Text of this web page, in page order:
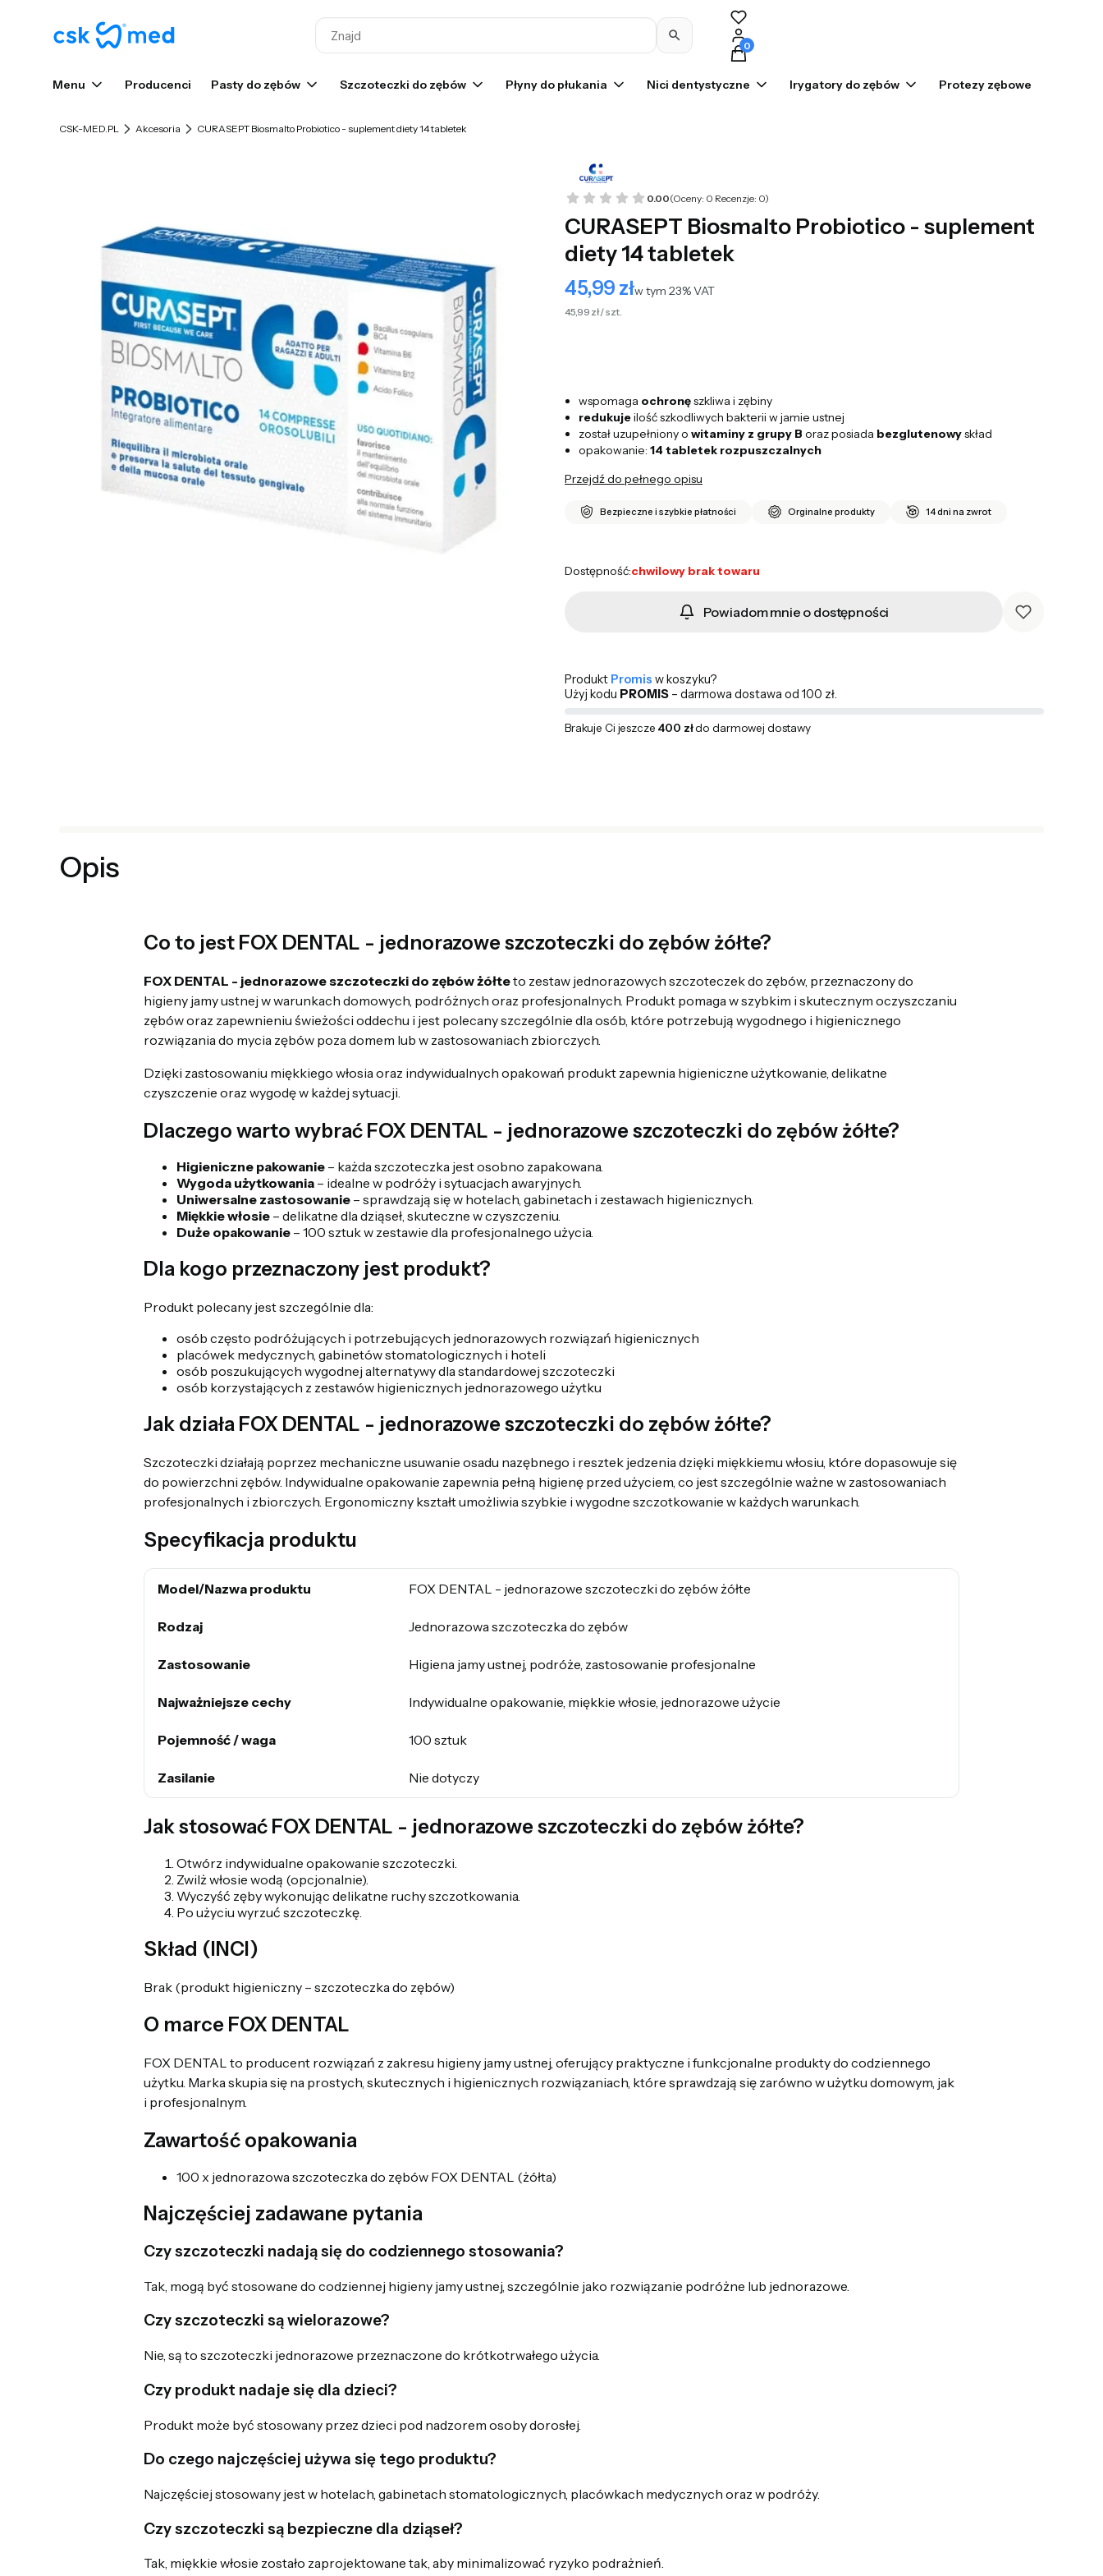
Produkty w koszyku: 0. Zobacz szczegóły
Menu Producenci Pasty do zębów Szczoteczki do zębów Płyny do płukania Nici dentystyczne Irygatory do zębów Protezy zębowe
CSK-MED.PL Akcesoria CURASEPT Biosmalto Probiotico - suplement diety 14 tabletek
0.00(Oceny: 0 Recenzje: 0)
CURASEPT Biosmalto Probiotico - suplement
diety 14 tabletek
Cena
45,99 złw tym 23% VAT
w tym 23%VAT
45,99 zł / szt.
wspomaga ochronęszkliwa i zębiny
redukujeilość szkodliwych bakterii w jamie ustnej
został uzupełniony o witaminy z grupy B oraz posiada bezglutenowyskład
opakowanie: 14 tabletek rozpuszczalnych
Przejdź do pełnego opisu
Bezpieczne i szybkie płatności Orginalne produkty 14 dni na zwrot
Dostępność:chwilowy brak towaru
Powiadom mnie o dostępności
Produkt Promis w koszyku?
Użyj kodu PROMIS – darmowa dostawa od 100 zł.
Brakuje Ci jeszcze 400 złdo darmowej dostawy
Opis
Co to jest FOX DENTAL - jednorazowe szczoteczki do zębów żółte?
FOX DENTAL - jednorazowe szczoteczki do zębów żółteto zestaw jednorazowych szczoteczek do zębów, przeznaczony do
higieny jamy ustnej w warunkach domowych, podróżnych oraz profesjonalnych. Produkt pomaga w szybkim i skutecznym oczyszczaniu
zębów oraz zapewnieniu świeżości oddechu i jest polecany szczególnie dla osób, które potrzebują wygodnego i higienicznego
rozwiązania do mycia zębów poza domem lub w zastosowaniach zbiorczych.
Dzięki zastosowaniu miękkiego włosia oraz indywidualnych opakowań produkt zapewnia higieniczne użytkowanie, delikatne
czyszczenie oraz wygodę w każdej sytuacji.
Dlaczego warto wybrać FOX DENTAL - jednorazowe szczoteczki do zębów żółte?
Higieniczne pakowanie– każda szczoteczka jest osobno zapakowana.
Wygoda użytkowania– idealne w podróży i sytuacjach awaryjnych.
Uniwersalne zastosowanie– sprawdzają się w hotelach, gabinetach i zestawach higienicznych.
Miękkie włosie– delikatne dla dziąseł, skuteczne w czyszczeniu.
Duże opakowanie– 100 sztuk w zestawie dla profesjonalnego użycia.
Dla kogo przeznaczony jest produkt?
Produkt polecany jest szczególnie dla:
osób często podróżujących i potrzebujących jednorazowych rozwiązań higienicznych
placówek medycznych, gabinetów stomatologicznych i hoteli
osób poszukujących wygodnej alternatywy dla standardowej szczoteczki
osób korzystających z zestawów higienicznych jednorazowego użytku
Jak działa FOX DENTAL - jednorazowe szczoteczki do zębów żółte?
Szczoteczki działają poprzez mechaniczne usuwanie osadu nazębnego i resztek jedzenia dzięki miękkiemu włosiu, które dopasowuje się
do powierzchni zębów. Indywidualne opakowanie zapewnia pełną higienę przed użyciem, co jest szczególnie ważne w zastosowaniach
profesjonalnych i zbiorczych. Ergonomiczny kształt umożliwia szybkie i wygodne szczotkowanie w każdych warunkach.
Specyfikacja produktu
Model/Nazwa produktu FOX DENTAL - jednorazowe szczoteczki do zębów żółte
Rodzaj Jednorazowa szczoteczka do zębów
Zastosowanie Higiena jamy ustnej, podróże, zastosowanie profesjonalne
Najważniejsze cechy Indywidualne opakowanie, miękkie włosie, jednorazowe użycie
Pojemność / waga 100 sztuk
Zasilanie Nie dotyczy
Jak stosować FOX DENTAL - jednorazowe szczoteczki do zębów żółte?
Otwórz indywidualne opakowanie szczoteczki.
Zwilż włosie wodą (opcjonalnie).
Wyczyść zęby wykonując delikatne ruchy szczotkowania.
Po użyciu wyrzuć szczoteczkę.
Skład (INCI)
Brak (produkt higieniczny – szczoteczka do zębów)
O marce FOX DENTAL
FOX DENTAL to producent rozwiązań z zakresu higieny jamy ustnej, oferujący praktyczne i funkcjonalne produkty do codziennego
użytku. Marka skupia się na prostych, skutecznych i higienicznych rozwiązaniach, które sprawdzają się zarówno w użytku domowym, jak
i profesjonalnym.
Zawartość opakowania
100 x jednorazowa szczoteczka do zębów FOX DENTAL (żółta)
Najczęściej zadawane pytania
Czy szczoteczki nadają się do codziennego stosowania?
Tak, mogą być stosowane do codziennej higieny jamy ustnej, szczególnie jako rozwiązanie podróżne lub jednorazowe.
Czy szczoteczki są wielorazowe?
Nie, są to szczoteczki jednorazowe przeznaczone do krótkotrwałego użycia.
Czy produkt nadaje się dla dzieci?
Produkt może być stosowany przez dzieci pod nadzorem osoby dorosłej.
Do czego najczęściej używa się tego produktu?
Najczęściej stosowany jest w hotelach, gabinetach stomatologicznych, placówkach medycznych oraz w podróży.
Czy szczoteczki są bezpieczne dla dziąseł?
Tak, miękkie włosie zostało zaprojektowane tak, aby minimalizować ryzyko podrażnień.